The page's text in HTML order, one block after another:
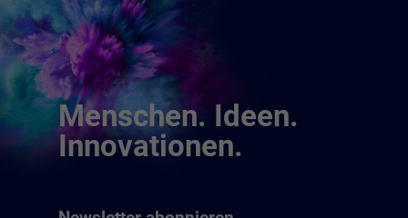
Menschen. Ideen.
Innovationen.